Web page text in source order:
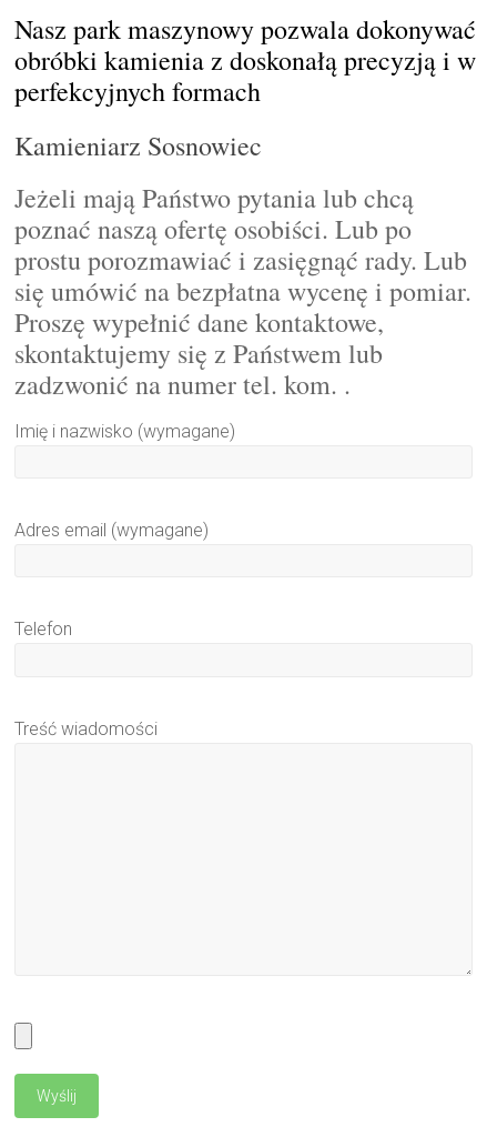
Nasz park maszynowy pozwala dokonywać
obróbki kamienia z doskonałą precyzją i w
perfekcyjnych formach
Kamieniarz Sosnowiec
Jeżeli mają Państwo pytania lub chcą
poznać naszą ofertę osobiści. Lub po
prostu porozmawiać i zasięgnąć rady. Lub
się umówić na bezpłatna wycenę i pomiar.
Proszę wypełnić dane kontaktowe,
skontaktujemy się z Państwem lub
zadzwonić na numer tel. kom. .
Imię i nazwisko (wymagane)
Adres email (wymagane)
Telefon
Treść wiadomości